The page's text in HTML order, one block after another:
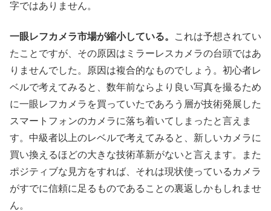
字ではありません。
一眼レフカメラ市場が縮小している。
これは予想されてい
たことですが、その原因はミラーレスカメラの台頭ではあ
りませんでした。原因は複合的なものでしょう。初心者レ
ベルで考えてみると、数年前ならより良い写真を撮るため
に一眼レフカメラを買っていたであろう層が技術発展した
スマートフォンのカメラに落ち着いてしまったと言えま
す。中級者以上のレベルで考えてみると、新しいカメラに
買い換えるほどの大きな技術革新がないと言えます。また
ポジティブな見方をすれば、それは現状使っているカメラ
がすでに信頼に足るものであることの裏返しかもしれませ
ん。